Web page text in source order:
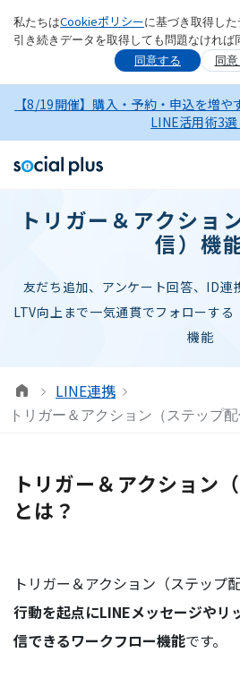
私たちはCookieポリシーに基づき取得した
引き続きデータを取得しても問題なければ
同意する
同
【8/19開催】購入・予約・申込を増
LINE活用術3選
トリガー＆アクショ
信）機
友だち追加、アンケート回答、ID連
LTV向上まで一気通貫でフォローする
機能
LINE連携
トリガー＆アクション（ステップ
トリガー＆アクション
とは？
トリガー＆アクション（ステップ
行動を起点にLINEメッセージやリ
信できるワークフロー機能です。